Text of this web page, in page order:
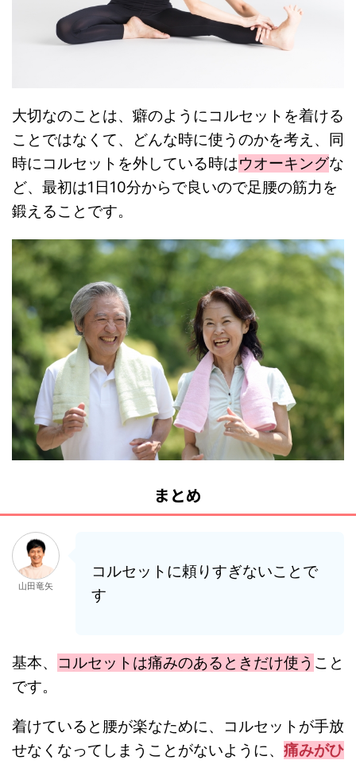
大切なのことは、癖のようにコルセットを着ける
ことではなくて、どんな時に使うのかを考え、同
時にコルセットを外している時はウオーキングな
ど、最初は1日10分からで良いので足腰の筋力を
鍛えることです。
まとめ
山田竜矢
コルセットに頼りすぎないことで
す
基本、 コルセットは痛みのあるときだけ使う こと
です。
着けていると腰が楽なために、コルセットが手放
せなくなってしまうことがないように、 痛みがひ